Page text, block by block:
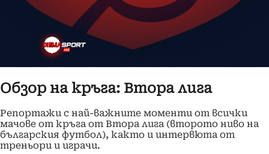
Обзор на кръгa: Втора лига
Репортажи с най-важните моменти от всички
мачове от кръга от Втора лига (второто ниво на
българския футбол), както и интервюта от
треньори и играчи.